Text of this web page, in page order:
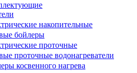
накопительные
бойлеры
проточные
проточные водонагреватели
косвенного нагрева